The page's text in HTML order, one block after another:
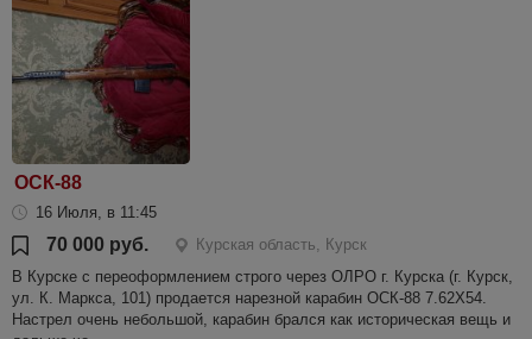
ОСК-88
16 Июля, в 11:45
70 000 руб.
Курская область, Курск
В Курске с переоформлением строго через ОЛРО г. Курска (г. Курск,
ул. К. Маркса, 101) продается нарезной карабин ОСК-88 7.62Х54.
Настрел очень небольшой, карабин брался как историческая вещь и